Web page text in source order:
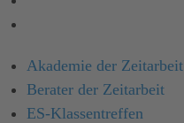
Akademie der Zeitarbeit
Berater der Zeitarbeit
ES-Klassentreffen